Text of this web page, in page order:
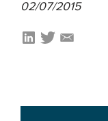
02/07/2015